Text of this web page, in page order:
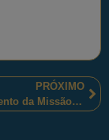
PRÓXIMO
Grato Sentimento da Missão Cumprida!